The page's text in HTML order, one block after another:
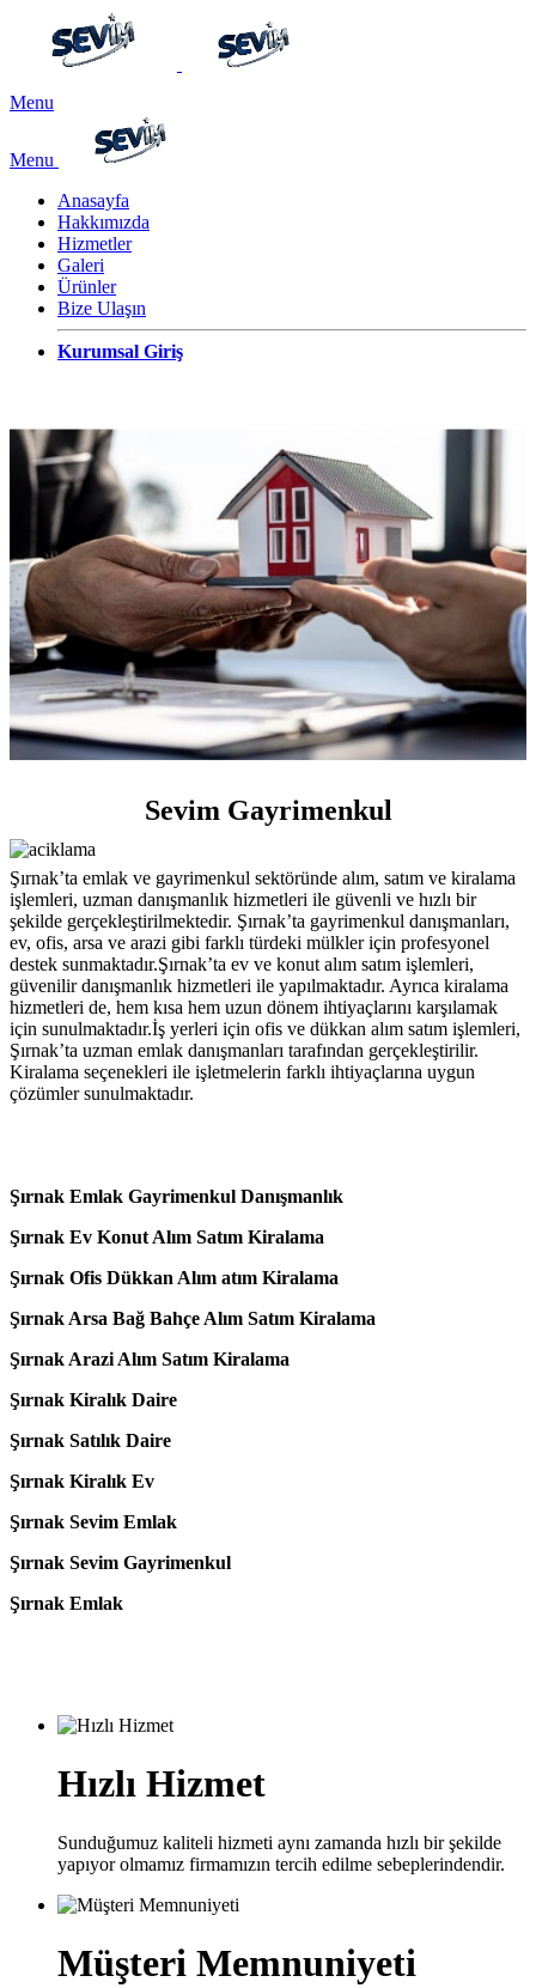
Menu
Menu
Anasayfa
Hakkımızda
Hizmetler
Galeri
Ürünler
Bize Ulaşın
Kurumsal Giriş
Sevim Gayrimenkul
Şırnak’ta emlak ve gayrimenkul sektöründe alım, satım ve kiralama
işlemleri, uzman danışmanlık hizmetleri ile güvenli ve hızlı bir
şekilde gerçekleştirilmektedir. Şırnak’ta gayrimenkul danışmanları,
ev, ofis, arsa ve arazi gibi farklı türdeki mülkler için profesyonel
destek sunmaktadır.Şırnak’ta ev ve konut alım satım işlemleri,
güvenilir danışmanlık hizmetleri ile yapılmaktadır. Ayrıca kiralama
hizmetleri de, hem kısa hem uzun dönem ihtiyaçlarını karşılamak
için sunulmaktadır.İş yerleri için ofis ve dükkan alım satım işlemleri,
Şırnak’ta uzman emlak danışmanları tarafından gerçekleştirilir.
Kiralama seçenekleri ile işletmelerin farklı ihtiyaçlarına uygun
çözümler sunulmaktadır.
Şırnak Emlak Gayrimenkul Danışmanlık
Şırnak Ev Konut Alım Satım Kiralama
Şırnak Ofis Dükkan Alım atım Kiralama
Şırnak Arsa Bağ Bahçe Alım Satım Kiralama
Şırnak Arazi Alım Satım Kiralama
Şırnak Kiralık Daire
Şırnak Satılık Daire
Şırnak Kiralık Ev
Şırnak Sevim Emlak
Şırnak Sevim Gayrimenkul
Şırnak Emlak
Hızlı Hizmet
Sunduğumuz kaliteli hizmeti aynı zamanda hızlı bir şekilde
yapıyor olmamız firmamızın tercih edilme sebeplerindendir.
Müşteri Memnuniyeti